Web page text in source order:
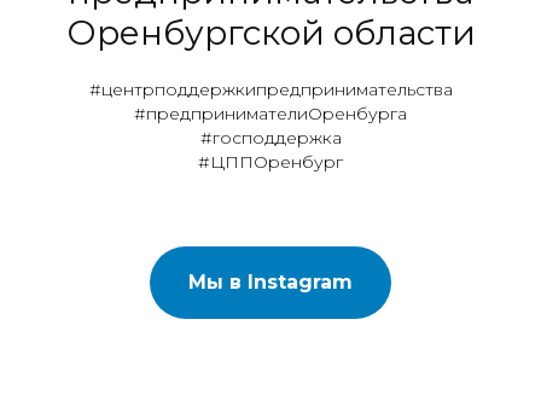
Оренбургской области
#центрподдержкипредпринимательства
#предпринимателиОренбурга
#господдержка
#ЦППОренбург
Мы в Instagram